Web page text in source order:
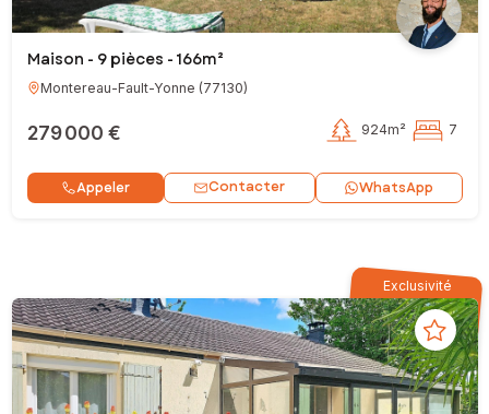
Maison - 9 pièces - 166m²
Montereau-Fault-Yonne (77130)
279 000 € 924m² 7
Appeler Contacter WhatsApp
Exclusivité